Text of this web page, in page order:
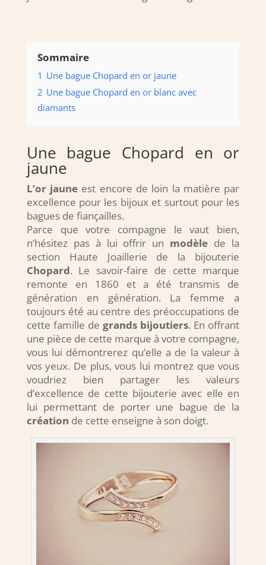
Sommaire
1 Une bague Chopard en or jaune
2 Une bague Chopard en or blanc avec
diamants
Une bague Chopard en or
jaune
L’or jaune est encore de loin la matière par
excellence pour les bijoux et surtout pour les
bagues de fiançailles.
Parce que votre compagne le vaut bien,
n’hésitez pas à lui offrir un modèle de la
section Haute Joaillerie de la bijouterie
Chopard. Le savoir-faire de cette marque
remonte en 1860 et a été transmis de
génération en génération. La femme a
toujours été au centre des préoccupations de
cette famille de grands bijoutiers. En offrant
une pièce de cette marque à votre compagne,
vous lui démontrerez qu’elle a de la valeur à
vos yeux. De plus, vous lui montrez que vous
voudriez bien partager les valeurs
d’excellence de cette bijouterie avec elle en
lui permettant de porter une bague de la
création de cette enseigne à son doigt.